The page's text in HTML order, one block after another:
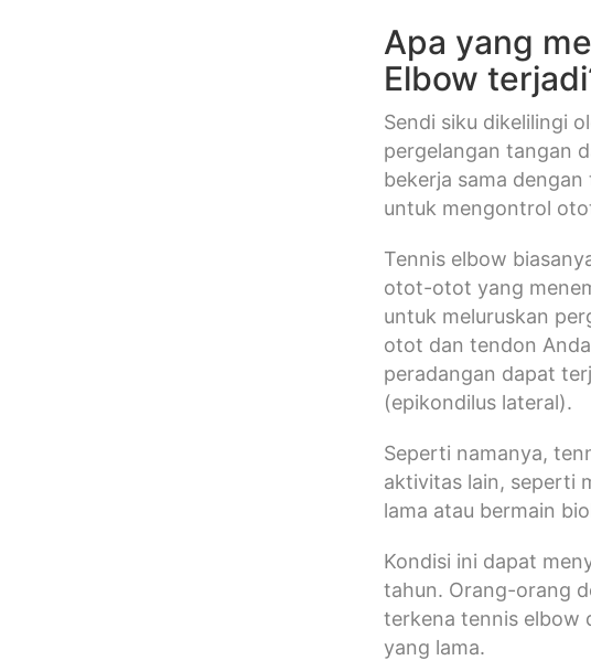
Apa yang
Elbow
Sendi siku dikelilingi
pergelangan tangan
bekerja sama
untuk mengontrol
Tennis elbow
otot-otot yang
untuk meluruskan
otot dan tendon
peradangan dapat
(epikondilus lateral).
Seperti namanya,
aktivitas lain, seperti
lama atau bermain
Kondisi ini dapat
tahun. Orang-orang
terkena tennis elbow
yang lama.